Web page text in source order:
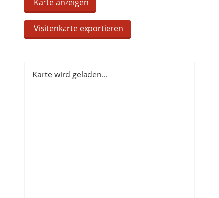
Karte anzeigen
Visitenkarte exportieren
Karte wird geladen...